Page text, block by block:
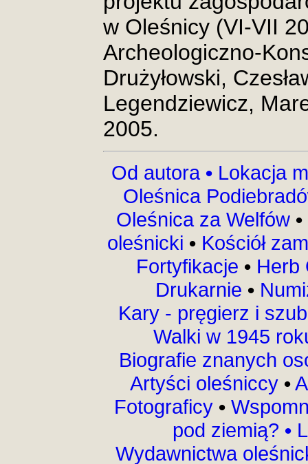
w Oleśnicy (VI-VII
Archeologiczno-
Drużyłowski,
Legendziewicz,
2005.
Od autora • Lokacja
Oleśnica
Oleśnica za Welfów•
oleśnicki •Kościół
Fortyfikacje • Herb
Drukarnie •
Kary - pręgierz i
Walki w 1945
Biografie znanych
Artyści oleśniccy •
Fotograficy •
pod ziemią? •
Wydawnictwa